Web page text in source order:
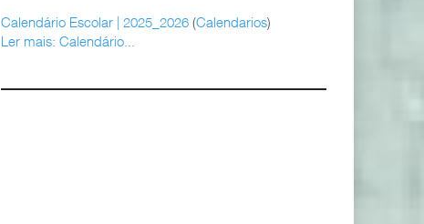
Calendário Escolar | 2025_2026 (Calendarios)
Ler mais: Calendário...